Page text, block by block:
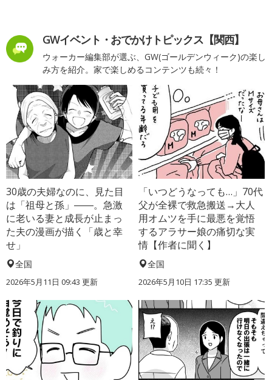
GWイベント・おでかけトピックス【関西】
ウォーカー編集部が選ぶ、GW(ゴールデンウィーク)の楽し
み方を紹介。家で楽しめるコンテンツも続々！
30歳の夫婦なのに、見た目
は「祖母と孫」――。急激
に老いる妻と成長が止まっ
た夫の漫画が描く「歳と幸
せ」
全国
2026年5月11日 09:43 更新
「いつどうなっても…」70代
父が全裸で救急搬送→大人
用オムツを手に最悪を覚悟
するアラサー娘の痛切な実
情【作者に聞く】
全国
2026年5月10日 17:35 更新